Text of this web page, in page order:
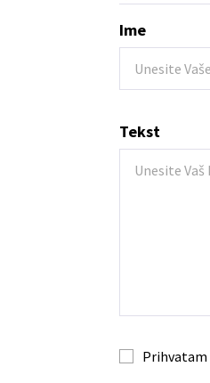
Ime
Tekst
Prihvatam